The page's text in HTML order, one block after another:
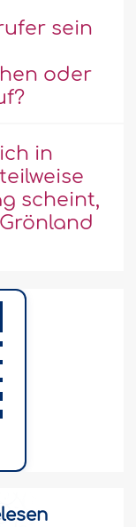
sein
oder
in
scheint,